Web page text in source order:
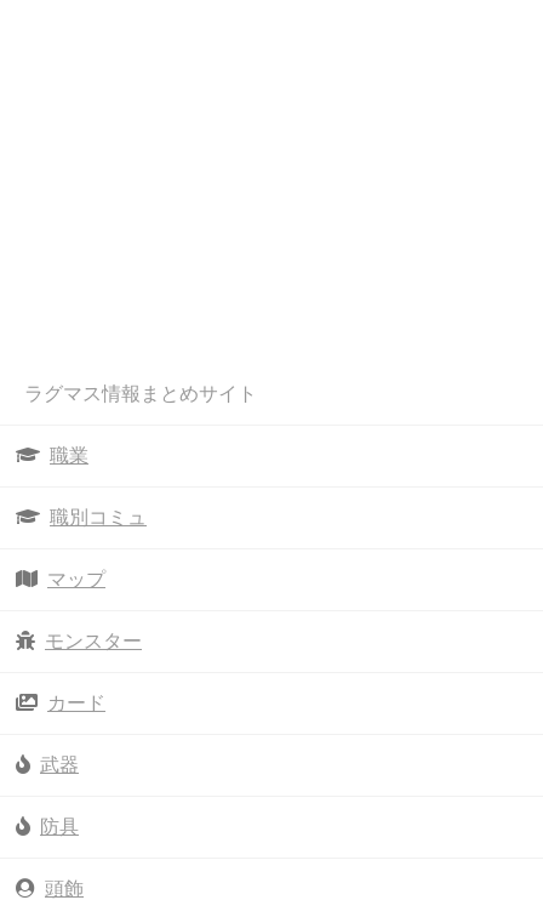
ラグマス情報まとめサイト
職業
職別コミュ
マップ
モンスター
カード
武器
防具
頭飾